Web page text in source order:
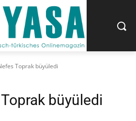
Toprak büyüledi
büyüledi